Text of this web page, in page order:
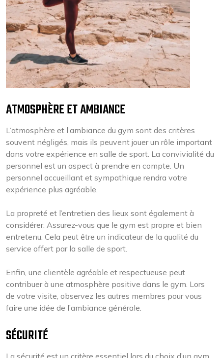
ATMOSPHÈRE ET AMBIANCE
L’atmosphère et l’ambiance du gym sont des critères
souvent négligés, mais ils peuvent jouer un rôle important
dans votre expérience en salle de sport. La convivialité du
personnel est un aspect à prendre en compte. Un
personnel accueillant et sympathique rendra votre
expérience plus agréable.
La propreté et l’entretien des lieux sont également à
considérer. Assurez-vous que le gym est propre et bien
entretenu. Cela peut être un indicateur de la qualité du
service offert par la salle de sport.
Enfin, une clientèle agréable et respectueuse peut
contribuer à une atmosphère positive dans le gym. Lors
de votre visite, observez les autres membres pour vous
faire une idée de l’ambiance générale.
SÉCURITÉ
La sécurité est un critère essentiel lors du choix d’un gym.